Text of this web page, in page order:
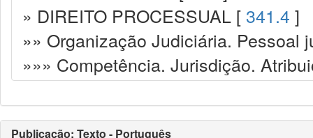
» DIREITO PROCESSUAL [ 341.4 ]
»» Organização Judiciária. Pessoal
»»» Competência. Jurisdição.
Publicação: Texto - Português